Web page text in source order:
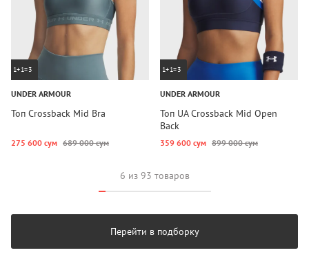
1+1=3
UNDER ARMOUR
Топ Crossback Mid Bra
275 600 сум 689 000 сум
1+1=3
UNDER ARMOUR
Топ UA Crossback Mid Open
Back
359 600 сум 899 000 сум
6 из 93 товаров
Перейти в подборку